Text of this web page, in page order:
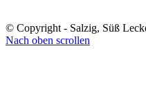
© Copyright - Salzig, Süß
Nach oben scrollen